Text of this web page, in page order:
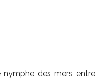
nymphe des mers